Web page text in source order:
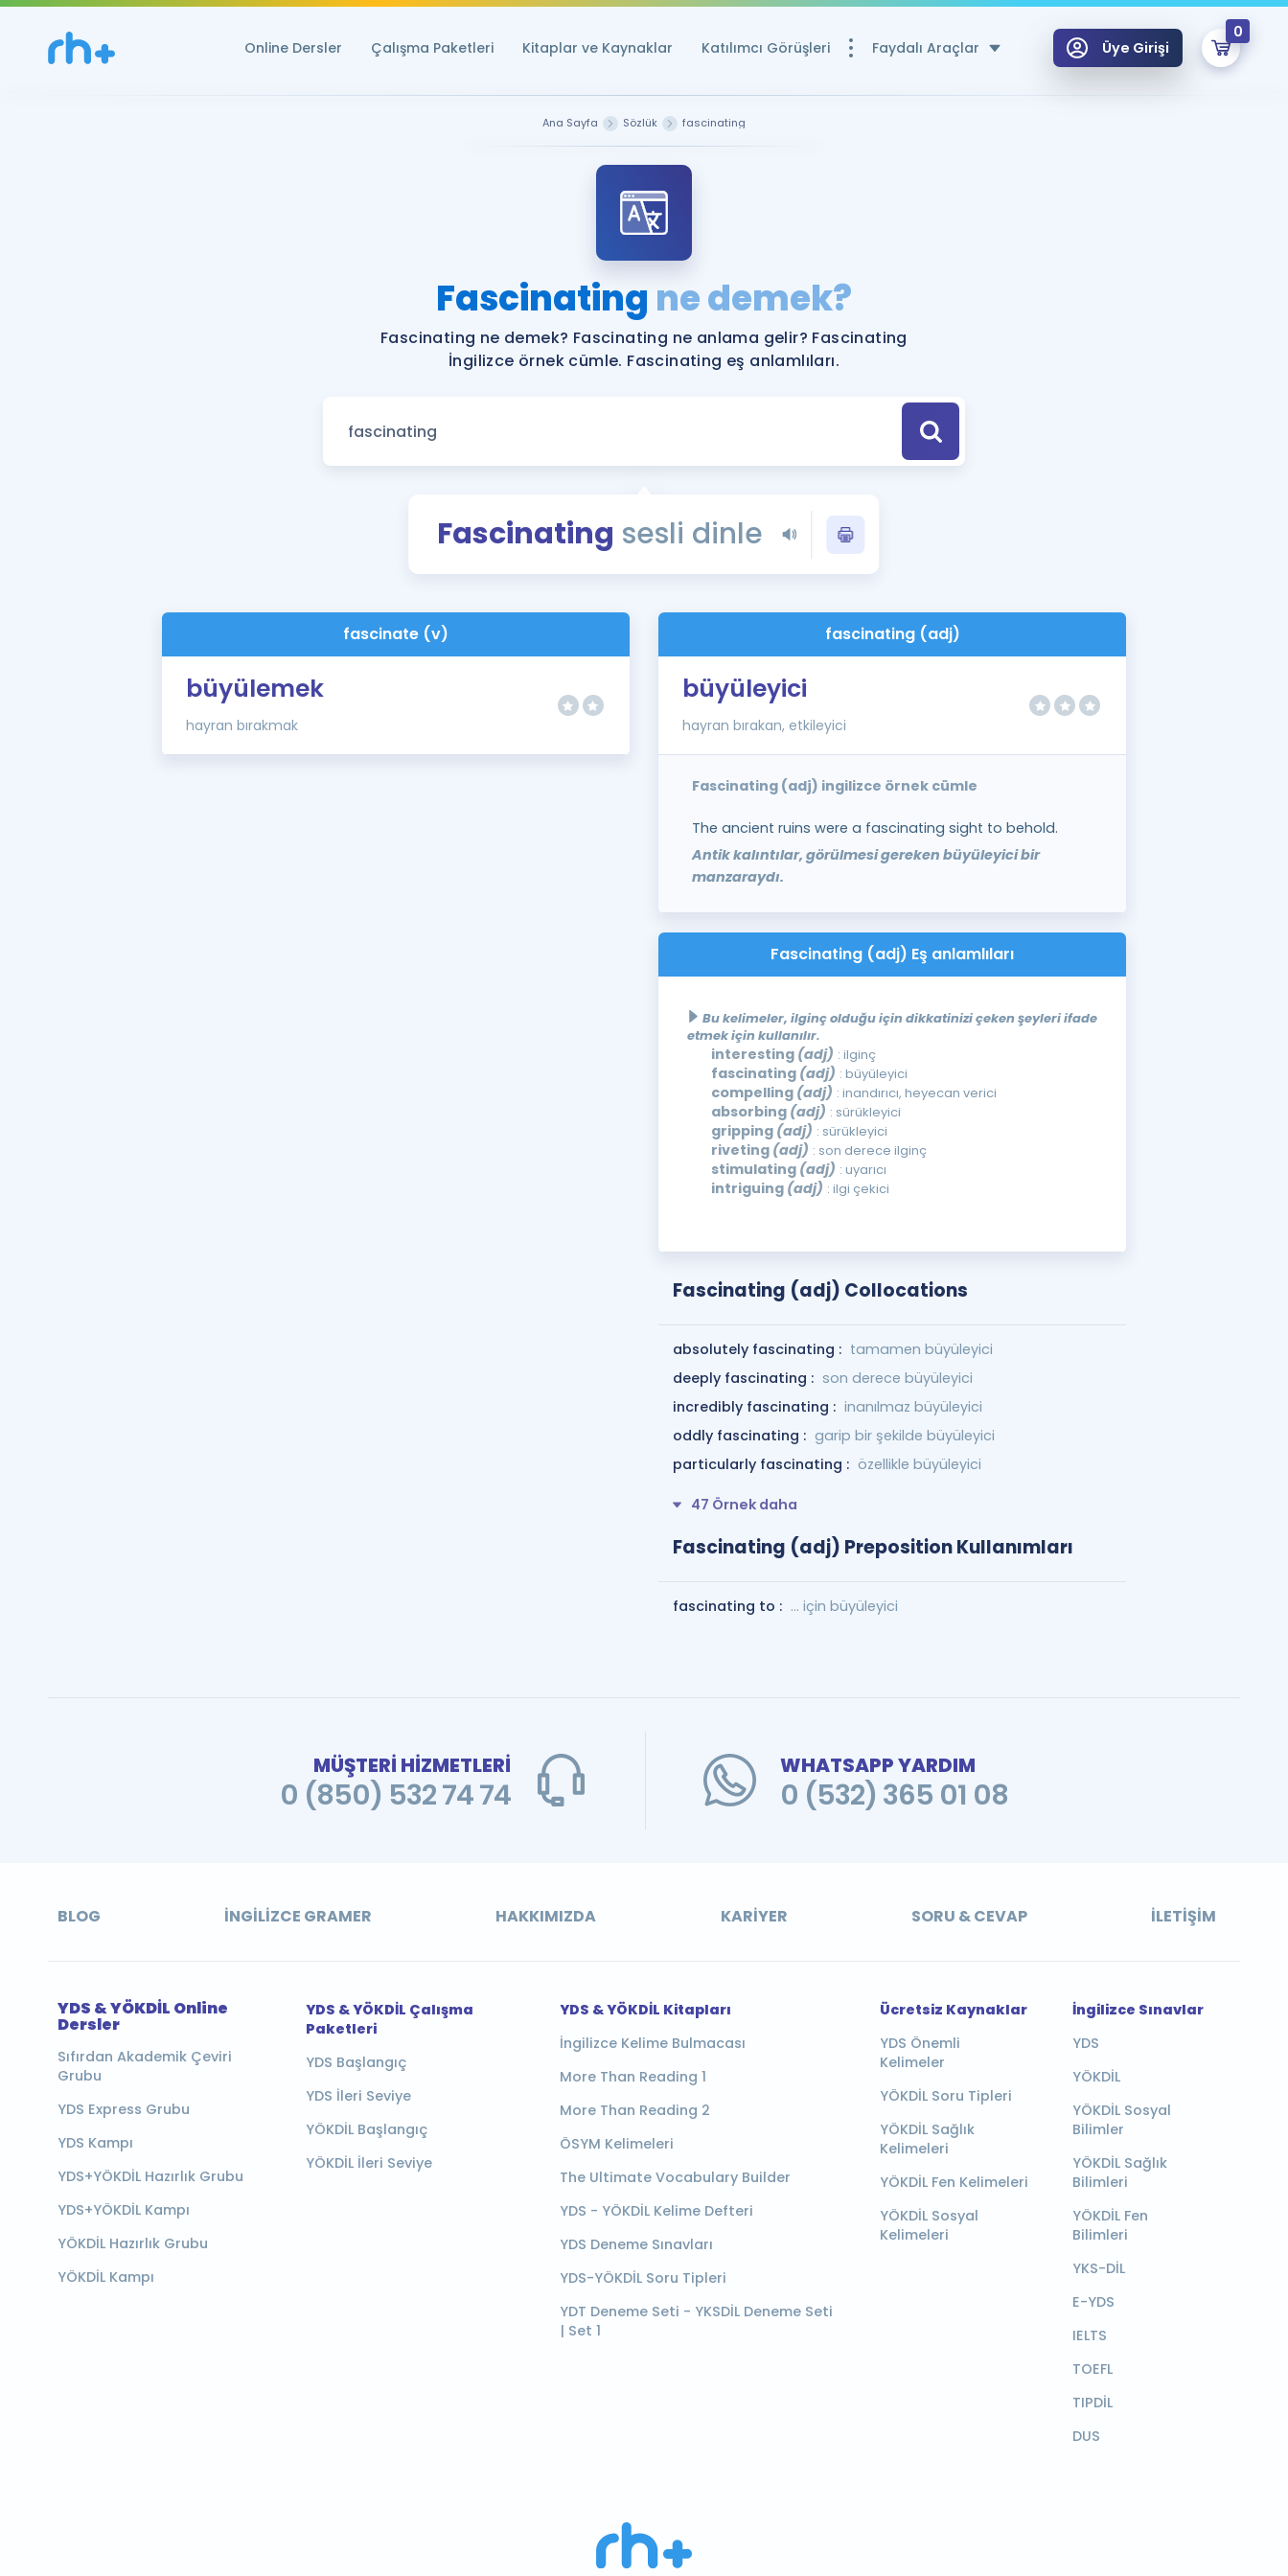
Online Dersler Çalışma Paketleri Kitaplar ve Kaynaklar Katılımcı Görüşleri Faydalı Araçlar
Ücretsiz Kaynaklar
YDS ve YÖKDİL Puan Hesaplama Aracı
YDS ve YÖKDİL'e Hazırlananlar için Öneriler
Tüm ÖSYM Sınavları Tek Takvimde
Blog
YDS - YÖKDİL Tüm Sınavlarla İlgili Haberler
İngilizce Gramer
Üye Girişi
0
Remzi Hoca ile seni sınava hazırlayacak onlarca eğitim seni bekliyor!
Ana Sayfa Sözlük fascinating
Fascinating ne demek?
Fascinating ne demek? Fascinating ne anlama gelir? Fascinating
İngilizce örnek cümle. Fascinating eş anlamlıları.
Fascinating sesli dinle
fascinate (v)
büyülemek
hayran bırakmak
fascinating (adj)
büyüleyici
hayran bırakan, etkileyici
Fascinating (adj) ingilizce örnek cümle
The ancient ruins were a fascinating sight to behold.
Antik kalıntılar, görülmesi gereken büyüleyici bir
manzaraydı.
Fascinating (adj) Eş anlamlıları
Bu kelimeler, ilginç olduğu için dikkatinizi çeken şeyleri ifade
etmek için kullanılır.
interesting (adj) : ilginç
fascinating (adj) : büyüleyici
compelling (adj) : inandırıcı, heyecan verici
absorbing (adj) : sürükleyici
gripping (adj) : sürükleyici
riveting (adj) : son derece ilginç
stimulating (adj) : uyarıcı
intriguing (adj) : ilgi çekici
Fascinating (adj) Collocations
absolutely fascinating : tamamen büyüleyici
deeply fascinating : son derece büyüleyici
incredibly fascinating : inanılmaz büyüleyici
oddly fascinating : garip bir şekilde büyüleyici
particularly fascinating : özellikle büyüleyici
47 Örnek daha
Fascinating (adj) Preposition Kullanımları
fascinating to : ... için büyüleyici
MÜŞTERİ HİZMETLERİ
0 (850) 532 74 74
WHATSAPP YARDIM
0 (532) 365 01 08
BLOG İNGILIZCE GRAMER HAKKIMIZDA KARIYER SORU & CEVAP İLETIŞIM
YDS & YÖKDİL Online
Dersler
Sıfırdan Akademik Çeviri
Grubu
YDS Express Grubu
YDS Kampı
YDS+YÖKDİL Hazırlık Grubu
YDS+YÖKDİL Kampı
YÖKDİL Hazırlık Grubu
YÖKDİL Kampı
YDS & YÖKDİL Çalışma
Paketleri
YDS Başlangıç
YDS İleri Seviye
YÖKDİL Başlangıç
YÖKDİL İleri Seviye
YDS & YÖKDİL Kitapları
İngilizce Kelime Bulmacası
More Than Reading 1
More Than Reading 2
ÖSYM Kelimeleri
The Ultimate Vocabulary Builder
YDS - YÖKDİL Kelime Defteri
YDS Deneme Sınavları
YDS-YÖKDİL Soru Tipleri
YDT Deneme Seti - YKSDİL Deneme Seti
| Set 1
Ücretsiz Kaynaklar
YDS Önemli
Kelimeler
YÖKDİL Soru Tipleri
YÖKDİL Sağlık
Kelimeleri
YÖKDİL Fen Kelimeleri
YÖKDİL Sosyal
Kelimeleri
İngilizce Sınavlar
YDS
YÖKDİL
YÖKDİL Sosyal
Bilimler
YÖKDİL Sağlık
Bilimleri
YÖKDİL Fen
Bilimleri
YKS-DİL
E-YDS
IELTS
TOEFL
TIPDİL
DUS